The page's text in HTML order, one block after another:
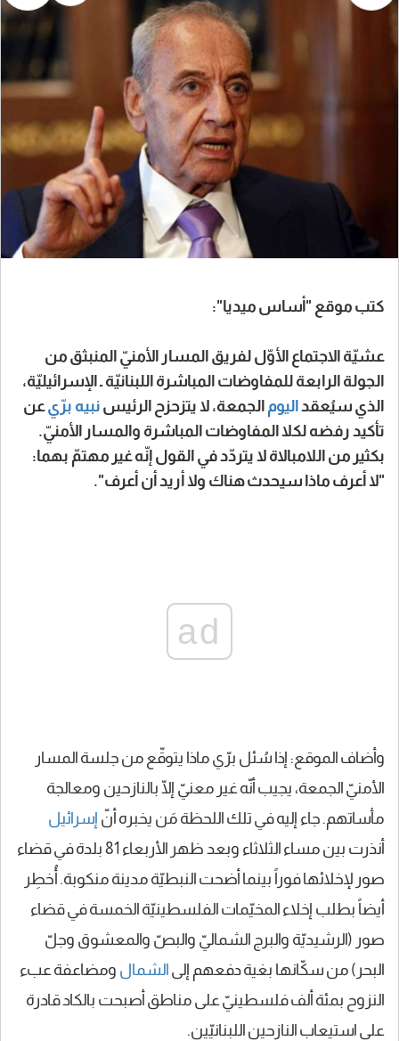
كتب موقع "أساس ميديا":
عشيّة الاجتماع الأوّل لفريق المسار الأمنيّ المنبثق من
الجولة الرابعة للمفاوضات المباشرة اللبنانيّة ـ الإسرائيليّة،
الذي سيُعقداليوم الجمعة، لا يتزحزح الرئيس نبيه برّيعن
تأكيد رفضه لكلا المفاوضات المباشرة والمسار الأمنيّ.
بكثير من اللامبالاة لا يتردّد في القول إنّه غير مهتمّ بهما:
"لا أعرف ماذا سيحدث هناك ولا أريد أن أعرف".
ad
وأضاف الموقع: إذا سُئل برّي ماذا يتوقّع من جلسة المسار
الأمنيّ الجمعة، يجيب أنّه غير معنيّ إلّا بالنازحين ومعالجة
مأساتهم. جاء إليه في تلك اللحظة مَن يخبره أنّ إسرائيل
أنذرت بين مساء الثلاثاء وبعد ظهر الأربعاء 81 بلدة في قضاء
صور لإخلائها فوراً بينما أضحت النبطيّة مدينة منكوبة. أُخطِر
أيضاً بطلب إخلاء المخيّمات الفلسطينيّة الخمسة في قضاء
صور (الرشيديّة والبرج الشماليّ والبصّ والمعشوق وجلّ
البحر) من سكّانها بغية دفعهم إلى الشمال ومضاعفة عبء
النزوح بمئة ألف فلسطينيّ على مناطق أصبحت بالكاد قادرة
على استيعاب النازحين اللبنانيّين.